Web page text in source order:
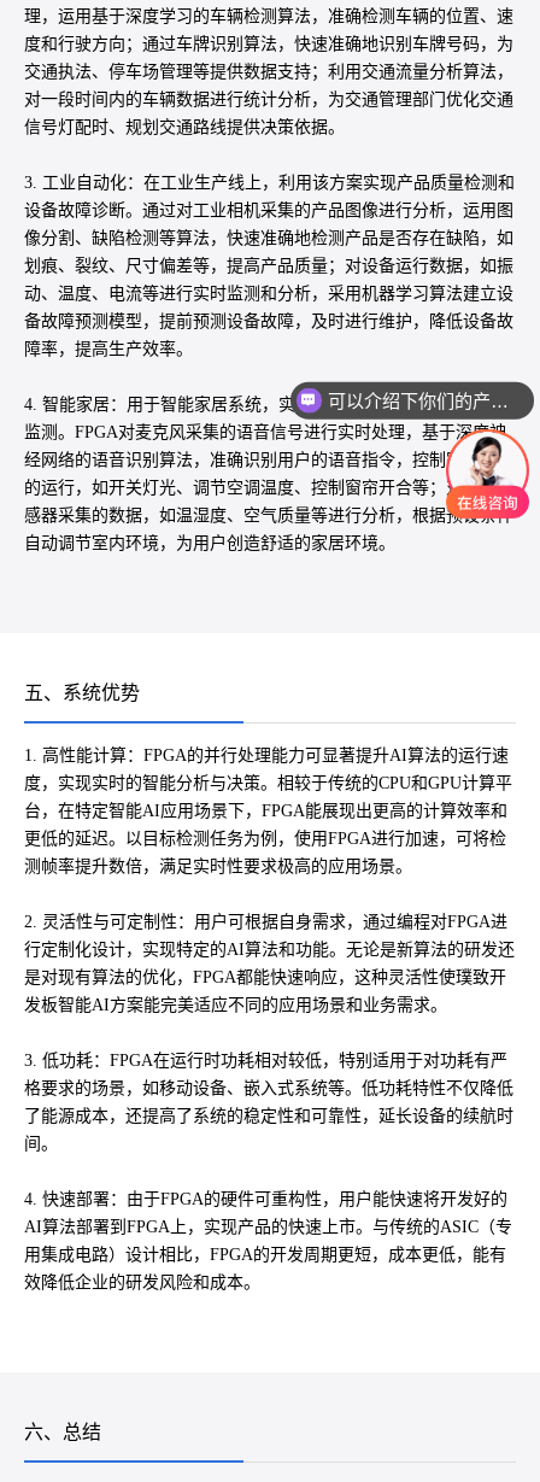
理，运用基于深度学习的车辆检测算法，准确检测车辆的位置、速
度和行驶方向；通过车牌识别算法，快速准确地识别车牌号码，为
交通执法、停车场管理等提供数据支持；利用交通流量分析算法，
对一段时间内的车辆数据进行统计分析，为交通管理部门优化交通
信号灯配时、规划交通路线提供决策依据。
3. 工业自动化：在工业生产线上，利用该方案实现产品质量检测和
设备故障诊断。通过对工业相机采集的产品图像进行分析，运用图
像分割、缺陷检测等算法，快速准确地检测产品是否存在缺陷，如
划痕、裂纹、尺寸偏差等，提高产品质量；对设备运行数据，如振
动、温度、电流等进行实时监测和分析，采用机器学习算法建立设
备故障预测模型，提前预测设备故障，及时进行维护，降低设备故
障率，提高生产效率。
4. 智能家居：用于智能家居系统，实现语音识别、智能控制和环境
监测。FPGA对麦克风采集的语音信号进行实时处理，基于深度神
经网络的语音识别算法，准确识别用户的语音指令，控制家电设备
的运行，如开关灯光、调节空调温度、控制窗帘开合等；对环境传
感器采集的数据，如温湿度、空气质量等进行分析，根据预设条件
自动调节室内环境，为用户创造舒适的家居环境。
五、系统优势
1. 高性能计算：FPGA的并行处理能力可显著提升AI算法的运行速
度，实现实时的智能分析与决策。相较于传统的CPU和GPU计算平
台，在特定智能AI应用场景下，FPGA能展现出更高的计算效率和
更低的延迟。以目标检测任务为例，使用FPGA进行加速，可将检
测帧率提升数倍，满足实时性要求极高的应用场景。
2. 灵活性与可定制性：用户可根据自身需求，通过编程对FPGA进
行定制化设计，实现特定的AI算法和功能。无论是新算法的研发还
是对现有算法的优化，FPGA都能快速响应，这种灵活性使璞致开
发板智能AI方案能完美适应不同的应用场景和业务需求。
3. 低功耗：FPGA在运行时功耗相对较低，特别适用于对功耗有严
格要求的场景，如移动设备、嵌入式系统等。低功耗特性不仅降低
了能源成本，还提高了系统的稳定性和可靠性，延长设备的续航时
间。
4. 快速部署：由于FPGA的硬件可重构性，用户能快速将开发好的
AI算法部署到FPGA上，实现产品的快速上市。与传统的ASIC（专
用集成电路）设计相比，FPGA的开发周期更短，成本更低，能有
效降低企业的研发风险和成本。
六、总结